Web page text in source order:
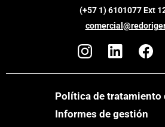
(+57 1) 6101077 Ext
Política de tratamiento
Informes de gestión